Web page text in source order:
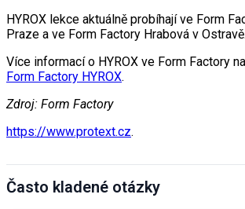
HYROX lekce aktuálně probíhají ve Form
Praze a ve Form Factory Hrabová v Ostravě.
Více informací o HYROX ve Form Factory
Form Factory HYROX.
Zdroj: Form Factory
https://www.protext.cz.
Často kladené otázky